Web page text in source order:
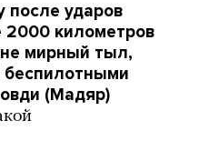
после ударов
километров
мирный тыл,
(Мадяр)